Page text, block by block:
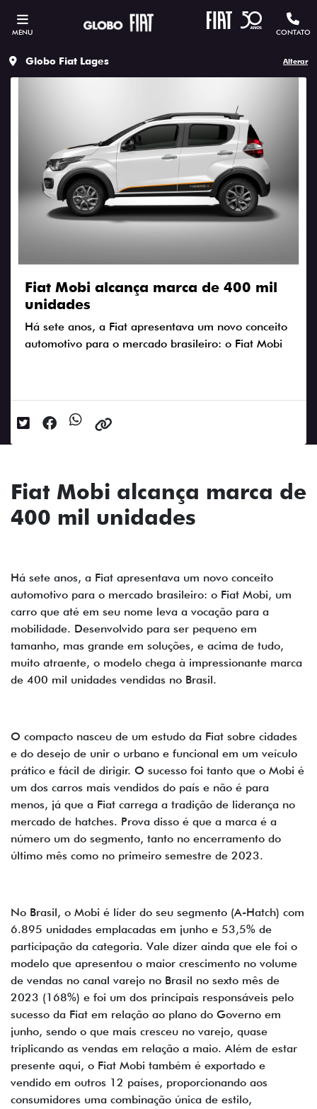
MENU CONTATO
Globo Fiat Lages Alterar
Fiat Mobi alcança marca de 400 mil
unidades
Há sete anos, a Fiat apresentava um novo conceito
automotivo para o mercado brasileiro: o Fiat Mobi
Fiat Mobi alcança marca de
400 mil unidades
Há sete anos, a Fiat apresentava um novo conceito
automotivo para o mercado brasileiro: o Fiat Mobi, um
carro que até em seu nome leva a vocação para a
mobilidade. Desenvolvido para ser pequeno em
tamanho, mas grande em soluções, e acima de tudo,
muito atraente, o modelo chega à impressionante marca
de 400 mil unidades vendidas no Brasil.
O compacto nasceu de um estudo da Fiat sobre cidades
e do desejo de unir o urbano e funcional em um veículo
prático e fácil de dirigir. O sucesso foi tanto que o Mobi é
um dos carros mais vendidos do país e não é para
menos, já que a Fiat carrega a tradição de liderança no
mercado de hatches. Prova disso é que a marca é a
número um do segmento, tanto no encerramento do
último mês como no primeiro semestre de 2023.
No Brasil, o Mobi é líder do seu segmento (A-Hatch) com
6.895 unidades emplacadas em junho e 53,5% de
participação da categoria. Vale dizer ainda que ele foi o
modelo que apresentou o maior crescimento no volume
de vendas no canal varejo no Brasil no sexto mês de
2023 (168%) e foi um dos principais responsáveis pelo
sucesso da Fiat em relação ao plano do Governo em
junho, sendo o que mais cresceu no varejo, quase
triplicando as vendas em relação a maio. Além de estar
presente aqui, o Fiat Mobi também é exportado e
vendido em outros 12 países, proporcionando aos
consumidores uma combinação única de estilo,